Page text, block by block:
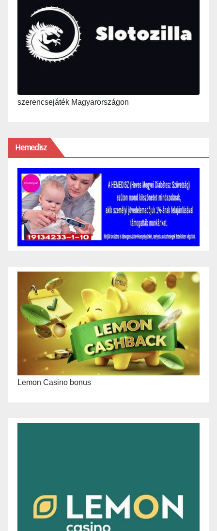
szerencsejáték Magyarországon
Hemedisz
Lemon Casino bonus